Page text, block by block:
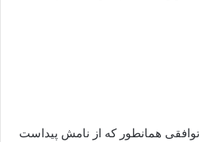
همانطور که از نامش پیداست